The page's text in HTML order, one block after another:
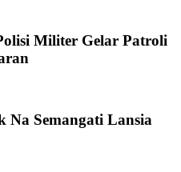
Militer Gelar Patroli
Na Semangati Lansia